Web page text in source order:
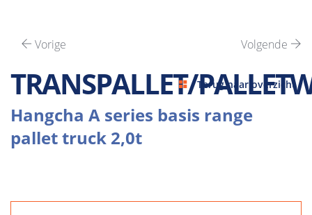
Vorige Volgende
Terug naar overzicht
TRANSPALLET/
Hangcha A series basis range
pallet truck 2,0t